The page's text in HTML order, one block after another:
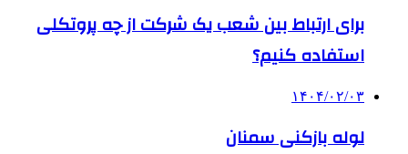
برای ارتباط بین شعب یک شرکت از چه پروتکلی
استفاده کنیم؟
۱۴۰۴/۰۲/۰۳
لوله بازکنی سمنان